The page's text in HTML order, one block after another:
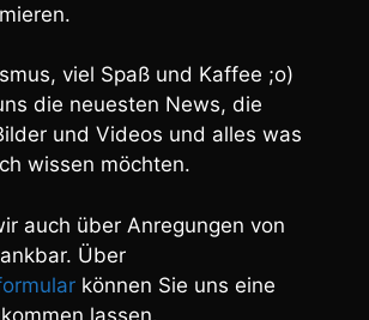
viel Spaß und Kaffee ;o)
die neuesten News, die
und Videos und alles was
wissen möchten.
auch über Anregungen von
Über
können Sie uns eine
lassen.